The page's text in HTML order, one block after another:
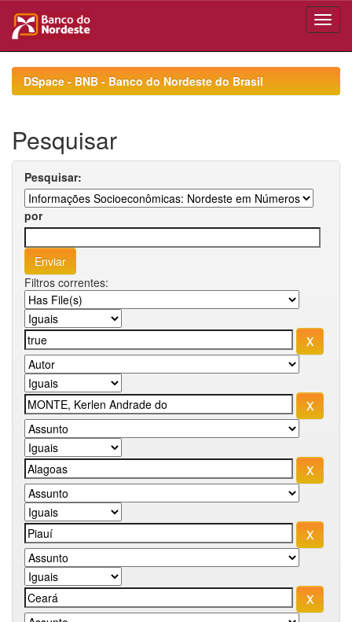
navigationDSpace - BNB - Banco do Nordeste do Brasil
Pesquisar
Pesquisar:
por
Filtros correntes: